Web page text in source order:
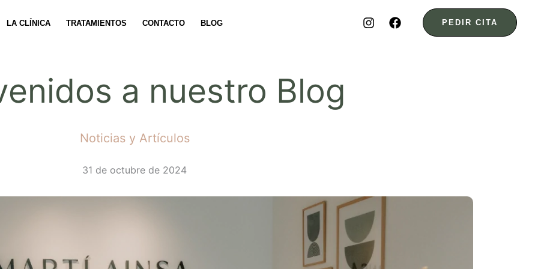
LA CLÍNICA TRATAMIENTOS CONTACTO BLOG PEDIR CITA
a nuestro Blog
Noticias y Artículos
31 de octubre de 2024